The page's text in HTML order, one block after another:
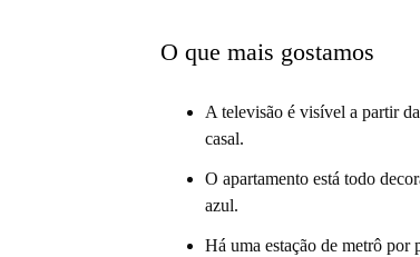
O que mais gostamos
A televisão é visível a partir
casal.
O apartamento está todo
azul.
Há uma estação de metrô por